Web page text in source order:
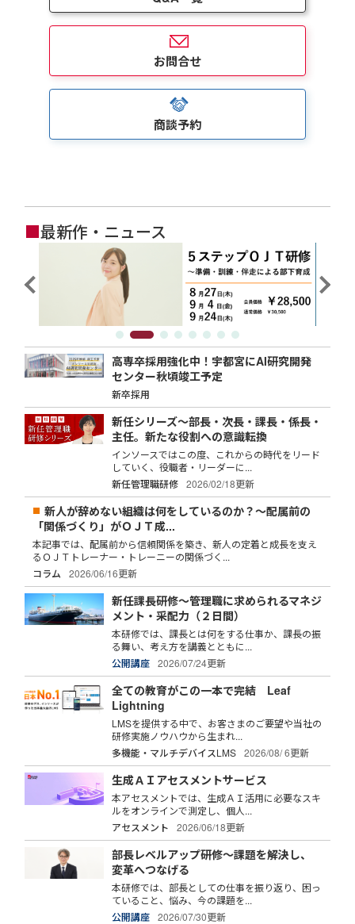
お問合せ
商談予約
■最新作・ニュース
高専卒採用強化中！宇都宮にAI研究開発
センター秋頃竣工予定
新卒採用
新任シリーズ～部長・次長・課長・係長・
主任。新たな役割への意識転換
インソースではこの度、これからの時代をリード
していく、役職者・リーダーに...
新任管理職研修
2026/02/18更新
新人が辞めない組織は何をしているのか？～配属前の
「関係づくり」がＯＪＴ成...
本記事では、配属前から信頼関係を築き、新人の定着と成長を支え
るＯＪＴトレーナー・トレーニーの関係づく...
コラム
2026/06/16更新
新任課長研修～管理職に求められるマネジ
メント・采配力（２日間）
本研修では、課長とは何をする仕事か、課長の振
る舞い、考え方を講義とともに...
公開講座
2026/07/24更新
全ての教育がこの一本で完結 Leaf
Lightning
LMSを提供する中で、お客さまのご要望や当社の
研修実施ノウハウから生まれ...
多機能・マルチデバイスLMS
2026/08/ 6更新
生成ＡＩアセスメントサービス
本アセスメントでは、生成ＡＩ活用に必要なスキ
ルをオンラインで測定し、個人...
アセスメント
2026/06/18更新
部長レベルアップ研修～課題を解決し、
変革へつなげる
本研修では、部長としての仕事を振り返り、困っ
ていること、悩み、今の課題を...
公開講座
2026/07/30更新